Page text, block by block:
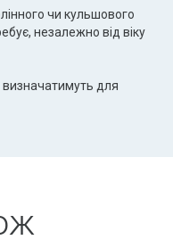
чи кульшового
незалежно від віку
визначатимуть для